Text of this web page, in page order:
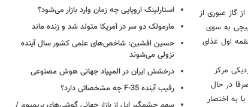
گاز عبوری از
به سوی
اول غذای
مرکز
در حال
یا به اختصار
استارلینک اروپایی چه زمان وارد بازار می‌شود؟
مارمولک دو سر در آمریکا متولد شد و زنده ماند
حسین افشین: شاخص‌های علمی کشور سال آینده
نزولی می‌شوند
درخشش ایران در المپیاد جهانی هوش مصنوعی
رقیب آینده F-35 چه مشخصاتی دارد؟